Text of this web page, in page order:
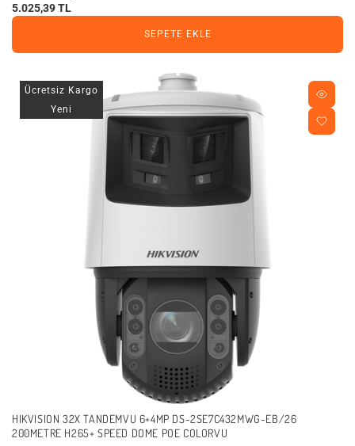
5.025,39 TL
SEPETE EKLE
Ücretsiz Kargo
Yeni
HIKVISION 32X TANDEMVU 6+4MP DS-2SE7C432MWG-EB/26
200METRE H265+ SPEED DOME POE COLORVU